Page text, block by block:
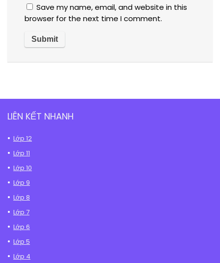
Save my name, email, and website in this
browser for the next time I comment.
LIÊN KẾT NHANH
Lớp 12
Lớp 11
Lớp 10
Lớp 9
Lớp 8
Lớp 7
Lớp 6
Lớp 5
Lớp 4